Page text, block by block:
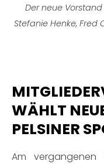
Der neue Vorstand
Stefanie Henke, Fred
WÄHLT
PELSINER
Am vergangenen